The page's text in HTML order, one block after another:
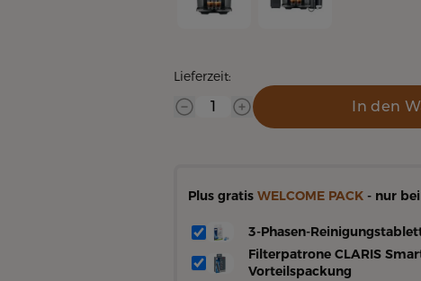
Lieferzeit:
In den
Plus gratis WELCOME PACK- nur bei
3-Phasen-
Filterpatrone CLARIS
Vorteilspackung